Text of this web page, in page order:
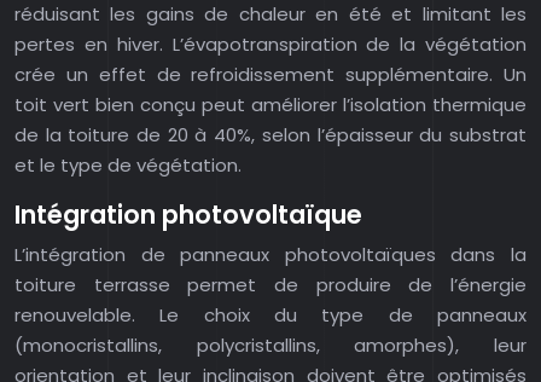
réduisant les gains de chaleur en été et limitant les
pertes en hiver. L’évapotranspiration de la végétation
crée un effet de refroidissement supplémentaire. Un
toit vert bien conçu peut améliorer l’isolation thermique
de la toiture de 20 à 40%, selon l’épaisseur du substrat
et le type de végétation.
Intégration photovoltaïque
L’intégration de panneaux photovoltaïques dans la
toiture terrasse permet de produire de l’énergie
renouvelable. Le choix du type de panneaux
(monocristallins, polycristallins, amorphes), leur
orientation et leur inclinaison doivent être optimisés